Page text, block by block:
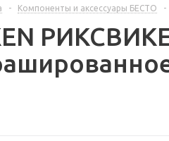
- Компоненты и аксессуары БЕСТО -